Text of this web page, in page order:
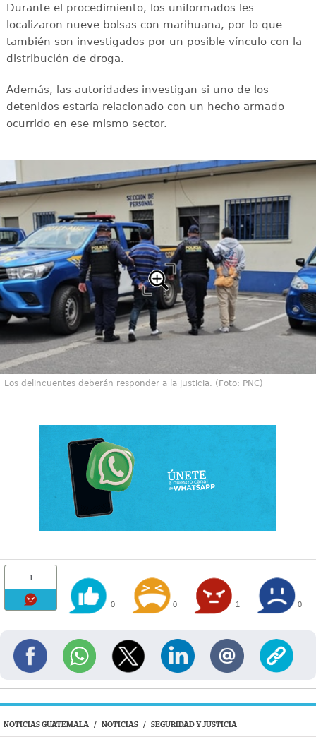
Durante el procedimiento, los uniformados les
localizaron nueve bolsas con marihuana, por lo que
también son investigados por un posible vínculo con la
distribución de droga.
Además, las autoridades investigan si uno de los
detenidos estaría relacionado con un hecho armado
ocurrido en ese mismo sector.
Los delincuentes deberán responder a la justicia. (Foto: PNC)
1
0 0 1 0
NOTICIAS GUATEMALA / NOTICIAS / SEGURIDAD Y JUSTICIA